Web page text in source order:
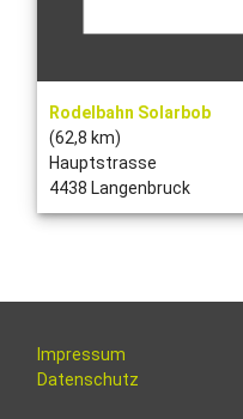
Rodelbahn Solarbob
(62,8 km)
Hauptstrasse
4438 Langenbruck
Impressum
Datenschutz